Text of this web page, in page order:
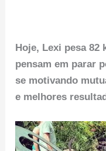
Hoje, Lexi pesa 82
pensam em parar
se motivando
e melhores